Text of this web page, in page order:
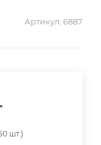
Артикул: 6887
шт.)